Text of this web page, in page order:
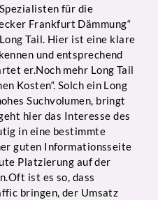
für die
Frankfurt Dämmung“
Tail. Hier ist eine klare
und entsprechend
er.Noch mehr Long Tail
Kosten“. Solch ein Long
Suchvolumen, bringt
hier das Interesse des
in eine bestimmte
guten Informationsseite
Platzierung auf der
ist es so, dass
bringen, der Umsatz